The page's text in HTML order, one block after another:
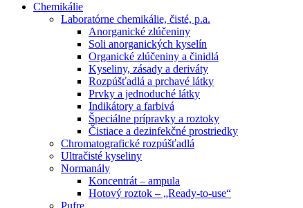
Chemikálie
Laboratórne chemikálie, čisté, p.a.
Anorganické zlúčeniny
Soli anorganických kyselín
Organické zlúčeniny a činidlá
Kyseliny, zásady a deriváty
Rozpúšťadlá a prchavé látky
Prvky a jednoduché látky
Indikátory a farbivá
Špeciálne prípravky a roztoky
Čistiace a dezinfekčné prostriedky
Chromatografické rozpúšťadlá
Ultračisté kyseliny
Normanály
Koncentrát – ampula
Hotový roztok – „Ready-to-use“
Pufre